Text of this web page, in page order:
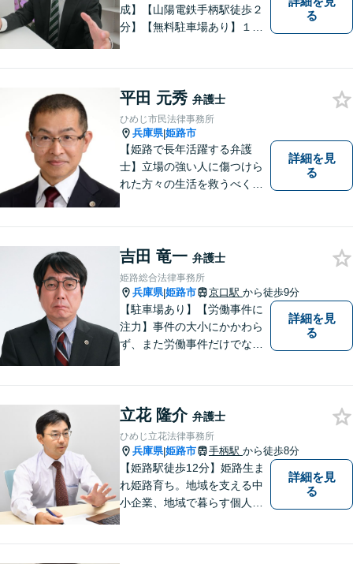
成】【山陽電鉄手柄駅徒歩２
分】【無料駐車場あり】１歩
る
平田 元秀 弁護士
ひめじ市民法律事務所
兵庫県|姫路市
【姫路で長年活躍する弁護
士】立場の強い人に傷つけら
れた方々の生活を救うべく、
もご相談ください。二人三脚
で平穏な生活を取り戻しまし
ょう。【Zoom・電話相談O
K】
詳細を見
る
吉田 竜一 弁護士
姫路総合法律事務所
兵庫県|姫路市 京口駅 から徒歩9分
【駐車場あり】【労働事件に
注力】事件の大小にかかわら
ず、また労働事件だけでなく
いと考えています。 お気軽に
ご相談ください。
詳細を見
る
立花 隆介 弁護士
ひめじ立花法律事務所
兵庫県|姫路市 手柄駅 から徒歩8分
【姫路駅徒歩12分】姫路生ま
れ姫路育ち。地域を支える中
小企業、地域で暮らす個人に
詳細を見
る